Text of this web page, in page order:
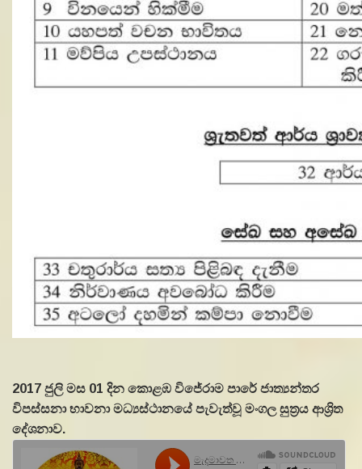
2017 ජුලි මස 01 දින කොළඹ විජේරාම පාරේ ජාත්‍යන්තර
විපස්සනා භාවනා මධ්‍යස්ථානයේ පැවැත්වූ මංගල සුත්‍රය ආශ්‍රිත
දේශනාව.